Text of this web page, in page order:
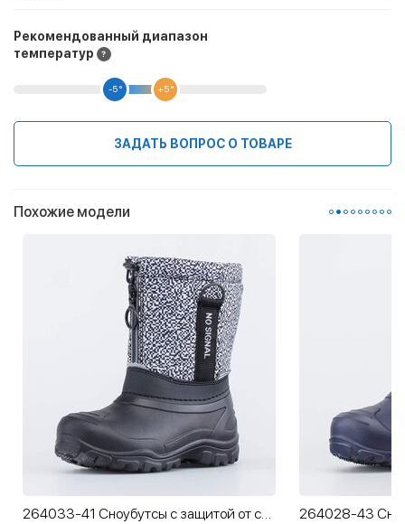
Рекомендованный диапазон
температур
-5 ° +5 °
ЗАДАТЬ ВОПРОС О ТОВАРЕ
Похожие модели
264033-41 Сноубутсы с защитой от снега Нет Сигнала
264028-43